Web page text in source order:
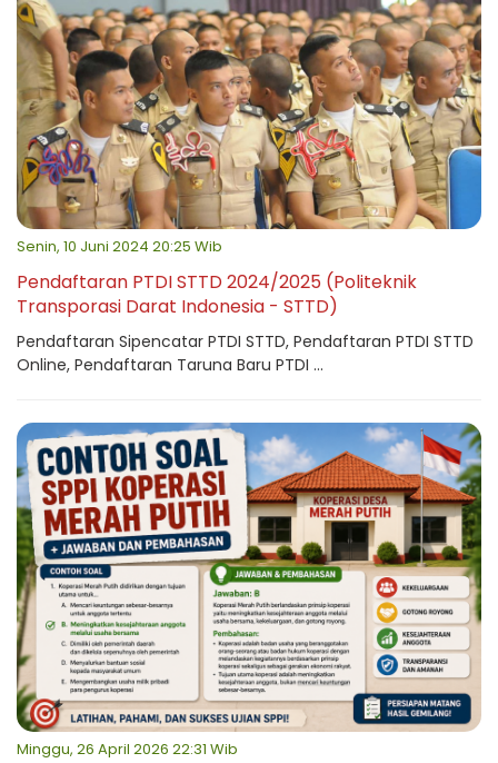
Senin, 10 Juni 2024 20:25 Wib
Pendaftaran PTDI STTD 2024/2025 (Politeknik
Transporasi Darat Indonesia - STTD)
Pendaftaran Sipencatar PTDI STTD, Pendaftaran PTDI STTD
Online, Pendaftaran Taruna Baru PTDI ...
Minggu, 26 April 2026 22:31 Wib